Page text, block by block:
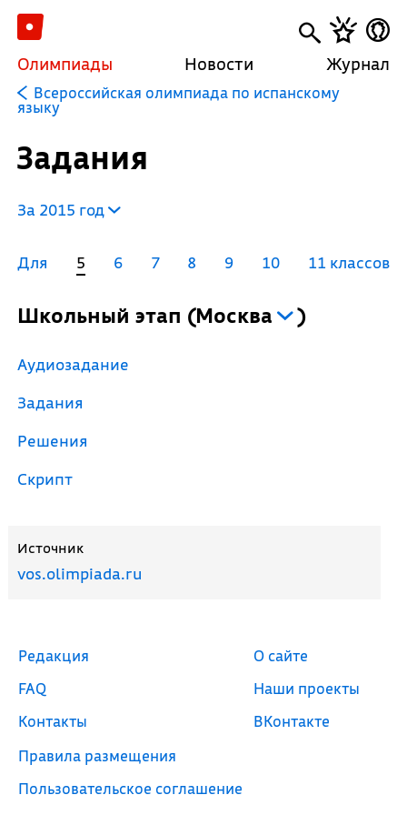
Олимпиады Новости Журнал
Всероссийская олимпиада по испанскому
языку
Задания
За 2015 год
Для 5 6 7 8 9 10 11 классов
Школьный этап (Москва )
Аудиозадание
Задания
Решения
Скрипт
Источник
vos.olimpiada.ru
Редакция
FAQ
Контакты
Правила размещения
Пользовательское соглашение
О сайте
Наши проекты
ВКонтакте